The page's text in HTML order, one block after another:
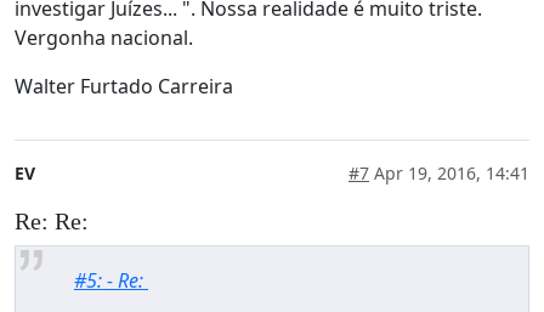
investigar Juízes... ". Nossa realidade é muito triste.
Vergonha nacional.
Walter Furtado Carreira
EV #7 Apr 19, 2016, 14:41
Re: Re:
#5: - Re: